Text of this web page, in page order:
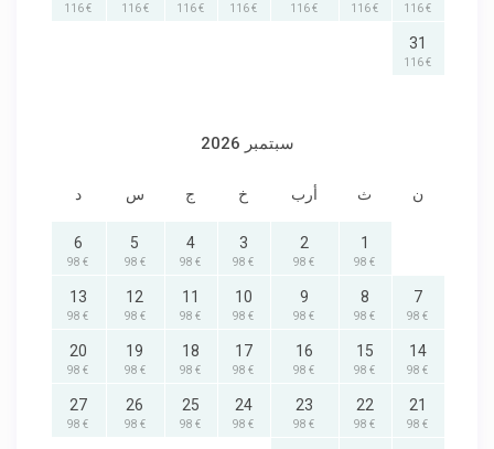
€ 116
€ 116
€ 116
€ 116
€ 116
€ 116
€ 116
31
€ 116
سبتمبر 2026
ن ث أرب خ ج س د
1
€ 98
2
€ 98
3
€ 98
4
€ 98
5
€ 98
6
€ 98
7
€ 98
8
€ 98
9
€ 98
10
€ 98
11
€ 98
12
€ 98
13
€ 98
14
€ 98
15
€ 98
16
€ 98
17
€ 98
18
€ 98
19
€ 98
20
€ 98
21
€ 98
22
€ 98
23
€ 98
24
€ 98
25
€ 98
26
€ 98
27
€ 98